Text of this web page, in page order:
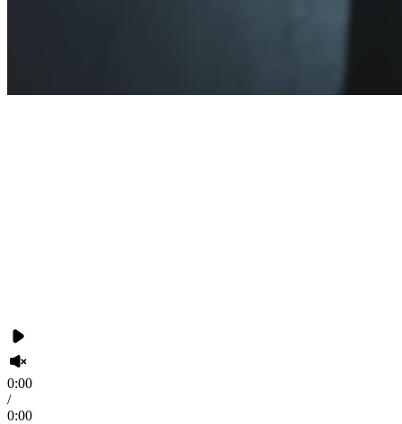
0:00
/
0:00